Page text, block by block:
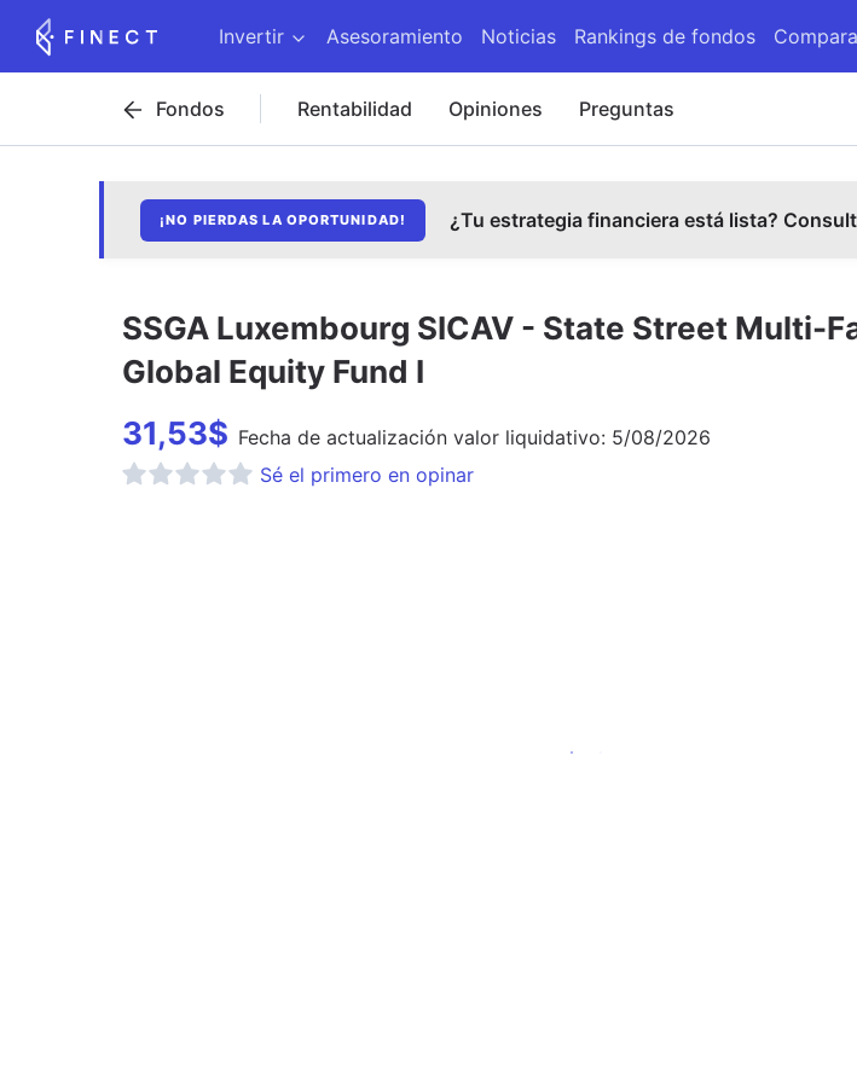
Invertir Asesoramiento Noticias Rankings de fondos
Fondos Rentabilidad Opiniones Preguntas
¡NO PIERDAS LA OPORTUNIDAD! ¿Tu estrategia financiera está lista?
SSGA Luxembourg SICAV - State Street Multi-
Global Equity Fund I
31,53$ Fecha de actualización valor liquidativo: 5/08/2026
Sé el primero en opinar